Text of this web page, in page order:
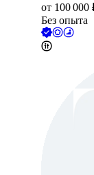
от 100 000
Без опыта